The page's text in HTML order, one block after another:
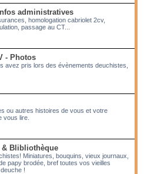
administratives
homologation cabriolet 2cv,
passage au CT...
- Photos
avez pris lors des évènements deuchistes,
ou autres histoires de vous et votre
vous lire.
Blibliothèque
Miniatures, bouquins, vieux journaux,
papy brodée, bref toutes vos vieilles
!